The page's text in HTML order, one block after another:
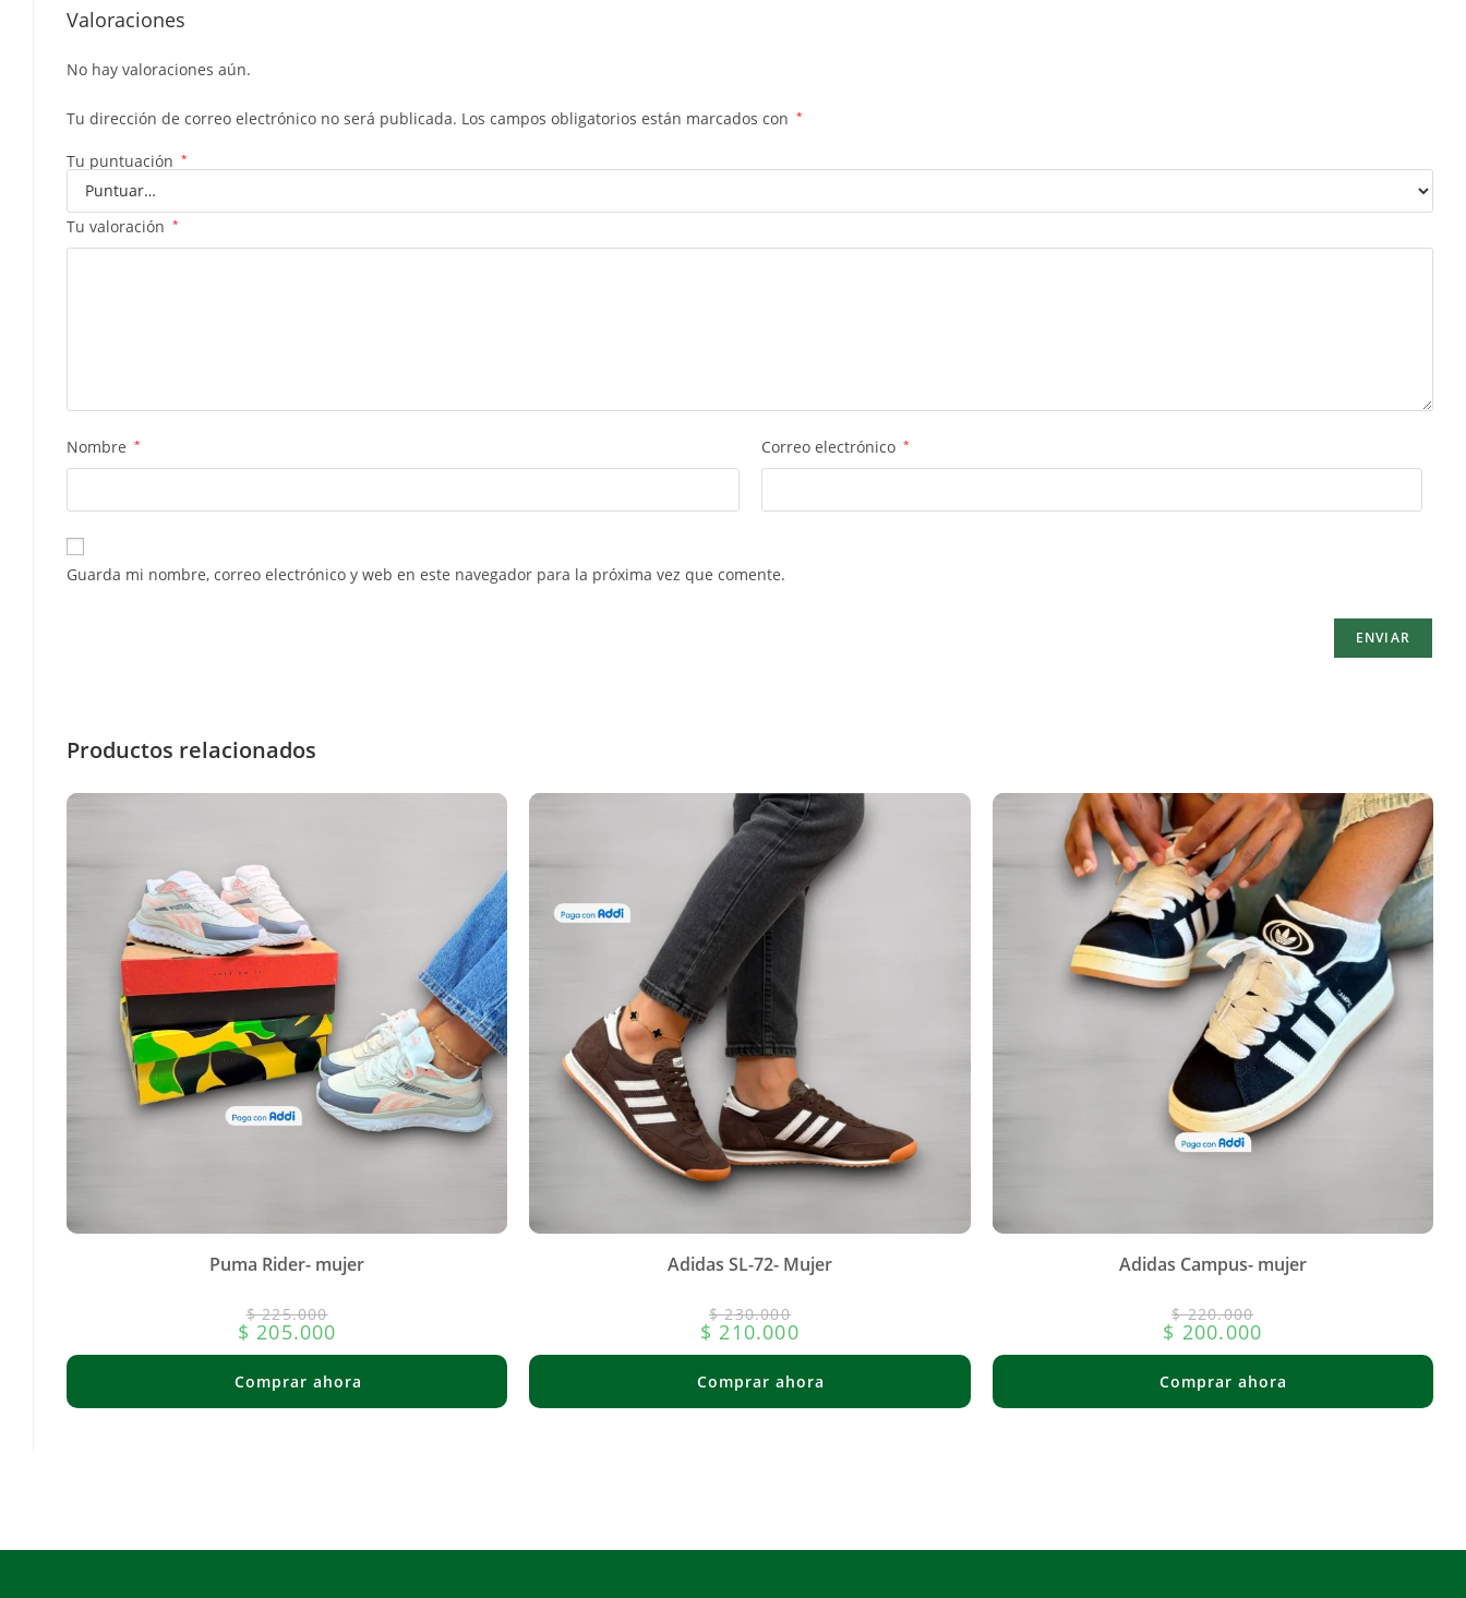
Valoraciones
No hay valoraciones aún.
Tu dirección de correo electrónico no será publicada. Los campos obligatorios están marcados con *
Tu puntuación *
Tu valoración *
Nombre * Correo electrónico *
Guarda mi nombre, correo electrónico y web en este navegador para la próxima vez que comente.
Productos relacionados
Puma Rider- mujer
$225.000
$ 205.000
Adidas SL-72- Mujer
$230.000
$ 210.000
Adidas Campus- mujer
$220.000
$ 200.000